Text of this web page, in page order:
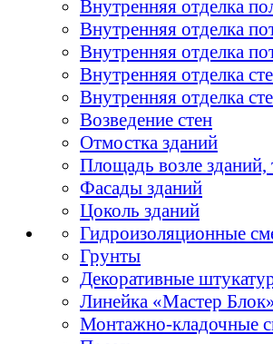
Внутренняя отделка
Внутренняя отделка
Внутренняя отделка
Внутренняя отделка
Внутренняя отделка
Возведение стен
Отмостка зданий
Площадь возле
Фасады зданий
Цоколь зданий
Гидроизоляционные
Грунты
Декоративные
Линейка «Мастер
Монтажно-кладочные